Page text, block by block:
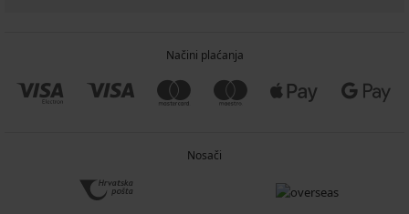
Načini plaćanja
Nosači